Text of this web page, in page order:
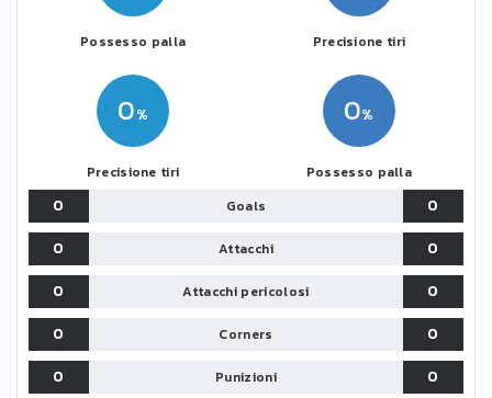
Possesso palla
0
Precisione tiri
0
Possesso palla
Precisione tiri
0 Goals
0
0
Attacchi
0
0
Attacchi pericolosi
0
0
Corners
0
0
Punizioni 0